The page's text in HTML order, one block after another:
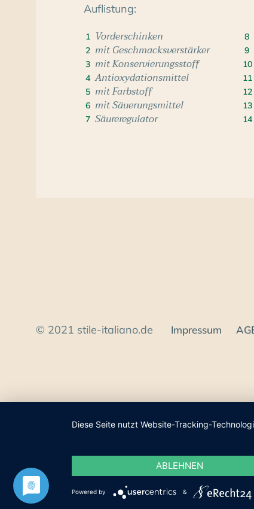
Auflistung:
1 Vorderschinken
2 mit Geschmacksverstärker
3 mit Konservierungsstoff
4 Antioxydationsmittel
5 mit Farbstoff
6 mit Säuerungsmittel
7 Säureregulator
8
9
10
11
12
13
14
© 2021 stile-italiano.de Impressum
Diese Seite nutzt Website-Tracking-
ABLEHNEN
Powered by &